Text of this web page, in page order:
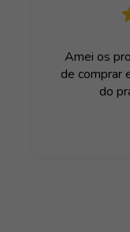
Amei os
de comprar
do